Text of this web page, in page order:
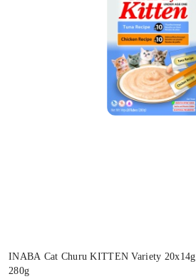
INABA Cat Churu KITTEN Variety
280g